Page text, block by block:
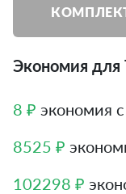
Экономия для
8 ₽ экономия
8525 ₽
102298 ₽